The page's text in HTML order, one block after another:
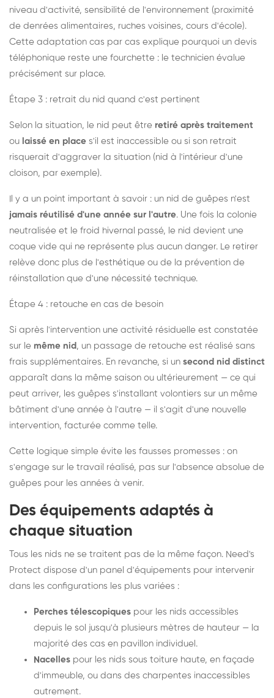
niveau d'activité, sensibilité de l'environnement (proximité
de denrées alimentaires, ruches voisines, cours d'école).
Cette adaptation cas par cas explique pourquoi un devis
téléphonique reste une fourchette : le technicien évalue
précisément sur place.
Étape 3 : retrait du nid quand c'est pertinent
Selon la situation, le nid peut être retiré après traitement
ou laissé en place s'il est inaccessible ou si son retrait
risquerait d'aggraver la situation (nid à l'intérieur d'une
cloison, par exemple).
Il y a un point important à savoir : un nid de guêpes n'est
jamais réutilisé d'une année sur l'autre. Une fois la colonie
neutralisée et le froid hivernal passé, le nid devient une
coque vide qui ne représente plus aucun danger. Le retirer
relève donc plus de l'esthétique ou de la prévention de
réinstallation que d'une nécessité technique.
Étape 4 : retouche en cas de besoin
Si après l'intervention une activité résiduelle est constatée
sur le même nid , un passage de retouche est réalisé sans
frais supplémentaires. En revanche, si un second nid distinct
apparaît dans la même saison ou ultérieurement — ce qui
peut arriver, les guêpes s'installant volontiers sur un même
bâtiment d'une année à l'autre — il s'agit d'une nouvelle
intervention, facturée comme telle.
Cette logique simple évite les fausses promesses : on
s'engage sur le travail réalisé, pas sur l'absence absolue de
guêpes pour les années à venir.
Des équipements adaptés à
chaque situation
Tous les nids ne se traitent pas de la même façon. Need's
Protect dispose d'un panel d'équipements pour intervenir
dans les configurations les plus variées :
Perches télescopiques pour les nids accessibles
depuis le sol jusqu'à plusieurs mètres de hauteur — la
majorité des cas en pavillon individuel.
Nacelles pour les nids sous toiture haute, en façade
d'immeuble, ou dans des charpentes inaccessibles
autrement.